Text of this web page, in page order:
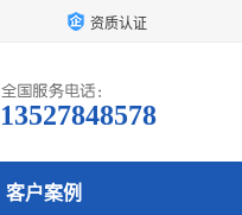
资质认证
13527848578
客户案例